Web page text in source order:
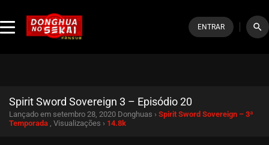
ENTRAR search
Spirit Sword Sovereign 3 – Episódio 20
Lançado em setembro 28, 2020 Donghuas › Spirit Sword Sovereign – 3ª
Temporada , Visualizações › 14.8k